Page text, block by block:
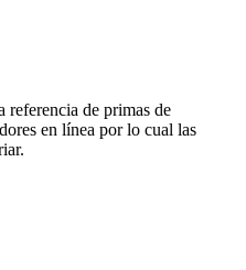
referencia de primas de
en línea por lo cual las